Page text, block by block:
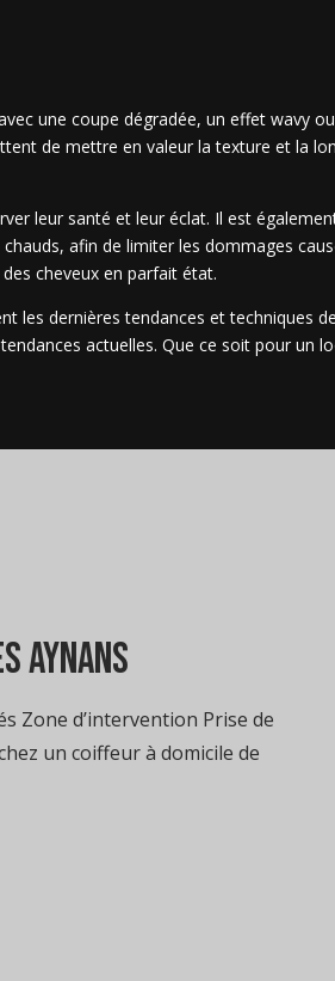
une coupe dégradée, un effet wavy
de mettre en valeur la texture et la
leur santé et leur éclat. Il est
afin de limiter les dommages
cheveux en parfait état.
les dernières tendances et techniques
actuelles. Que ce soit pour un
Aynans
Zone d’intervention Prise de
un coiffeur à domicile de